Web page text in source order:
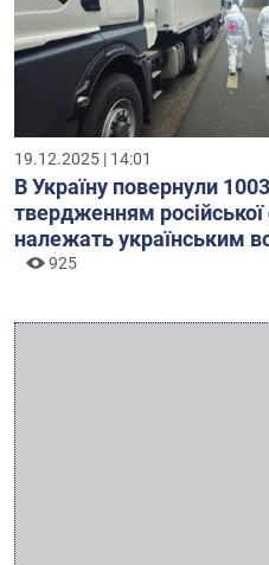
19.12.2025 | 14:01
В Україну повернули 1003
твердженням російської
належать українським
925